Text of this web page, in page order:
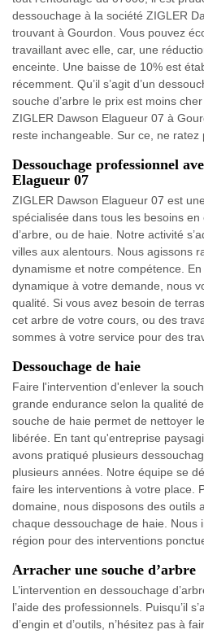
dessouchage à la société ZIGLER
trouvant à Gourdon. Vous pouvez
travaillant avec elle, car, une
enceinte. Une baisse de 10% est
récemment. Qu’il s’agit d’un
souche d’arbre le prix est moins
ZIGLER Dawson Elagueur 07 à
reste inchangeable. Sur ce, ne ratez
Dessouchage professionnel
Elagueur 07
ZIGLER Dawson Elagueur 07 est
spécialisée dans tous les besoins
d’arbre, ou de haie. Notre activité
villes aux alentours. Nous agissons
dynamisme et notre compétence. En
dynamique à votre demande, nous
qualité. Si vous avez besoin de
cet arbre de votre cours, ou des
sommes à votre service pour des
Dessouchage de haie
Faire l'intervention d'enlever la
grande endurance selon la qualité
souche de haie permet de nettoyer
libérée. En tant qu'entreprise
avons pratiqué plusieurs
plusieurs années. Notre équipe se
faire les interventions à votre place.
domaine, nous disposons des outils
chaque dessouchage de haie. Nous
région pour des interventions
Arracher une souche d’arbre
L’intervention en dessouchage
l’aide des professionnels. Puisqu’il
d’engin et d’outils, n’hésitez pas à